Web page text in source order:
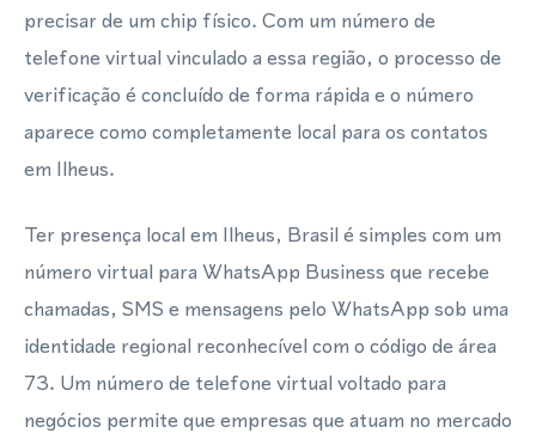
precisar de um chip físico. Com um número de
telefone virtual vinculado a essa região, o processo de
verificação é concluído de forma rápida e o número
aparece como completamente local para os contatos
em Ilheus.
Ter presença local em Ilheus, Brasil é simples com um
número virtual para WhatsApp Business que recebe
chamadas, SMS e mensagens pelo WhatsApp sob uma
identidade regional reconhecível com o código de área
73. Um número de telefone virtual voltado para
negócios permite que empresas que atuam no mercado